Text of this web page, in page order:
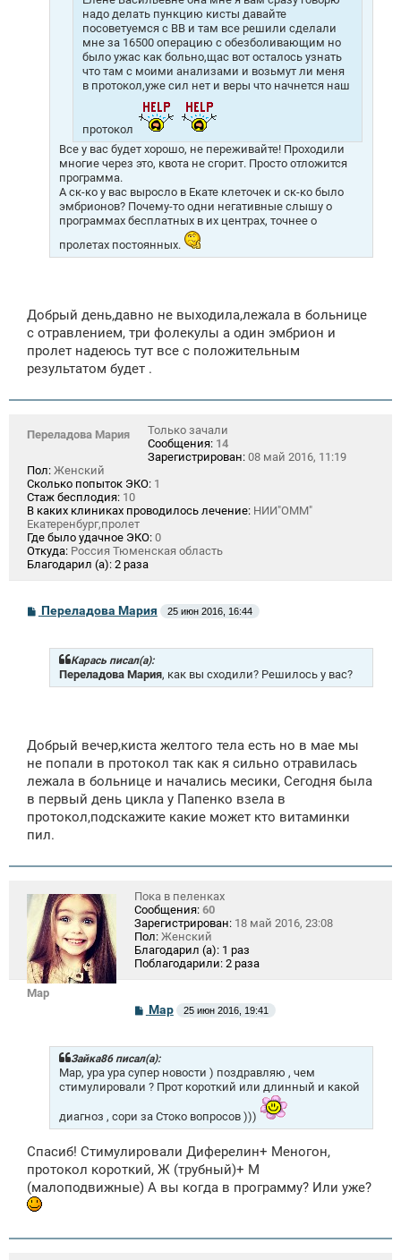
надо делать пункцию кисты давайте
посоветуемся с ВВ и там все решили сделали
мне за 16500 операцию с обезболивающим но
было ужас как больно,щас вот осталось узнать
что там с моими анализами и возьмут ли меня
в протокол,уже сил нет и веры что начнется наш
протокол
Все у вас будет хорошо, не переживайте! Проходили
многие через это, квота не сгорит. Просто отложится
программа.
А ск-ко у вас выросло в Екате клеточек и ск-ко было
эмбрионов? Почему-то одни негативные слышу о
программах бесплатных в их центрах, точнее о
пролетах постоянных.
Добрый день,давно не выходила,лежала в больнице
с отравлением, три фолекулы а один эмбрион и
пролет надеюсь тут все с положительным
результатом будет .
Переладова Мария
Только зачали
Сообщения: 14
Зарегистрирован: 08 май 2016, 11:19
Пол: Женский
Сколько попыток ЭКО: 1
Стаж бесплодия: 10
В каких клиниках проводилось лечение: НИИ"ОММ"
Екатеренбург,пролет
Где было удачное ЭКО: 0
Откуда: Россия Тюменская область
Благодарил (а): 2 раза
СПереладова Мария 25 июн 2016, 16:44
Карась писал(а):
Переладова Мария, как вы сходили? Решилось у вас?
Добрый вечер,киста желтого тела есть но в мае мы
не попали в протокол так как я сильно отравилась
лежала в больнице и начались месики, Сегодня была
в первый день цикла у Папенко взела в
протокол,подскажите какие может кто витаминки
пил.
Mар
Пока в пеленках
Сообщения: 60
Зарегистрирован: 18 май 2016, 23:08
Пол: Женский
Благодарил (а): 1 раз
Поблагодарили: 2 раза
С
о
б
щ
е
н
и
Mар 25 июн 2016, 19:41
Зайка86 писал(а):
Мар, ура ура супер новости ) поздравляю , чем
стимулировали ? Прот короткий или длинный и какой
диагноз , сори за Стоко вопросов )))
Спасиб! Стимулировали Диферелин+ Меногон,
протокол короткий, Ж (трубный)+ М
(малоподвижные) А вы когда в программу? Или уже?